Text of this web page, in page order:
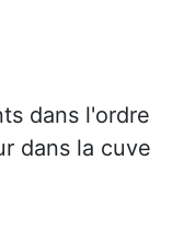
dans l'ordre
dans la cuve